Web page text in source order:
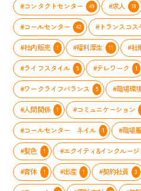
#コンタクトセンター 49 #求人 18
#コールセンター 42 #トランスコス
#社内販売 1 #福利厚生 11 #社
#ライフスタイル 5 #テレワーク 1
#ワークライフバランス 5 #職場環
#人間関係 1 #コミュニケーション
#コールセンター ネイル 1 #職場
#髪色 1 #エクイティ&インクルー
#育休 1 #出産 1 #契約社員 3